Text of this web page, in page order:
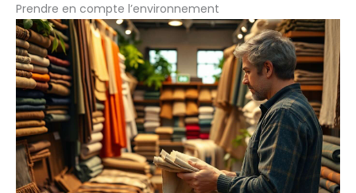
Prendre en compte l’environnement